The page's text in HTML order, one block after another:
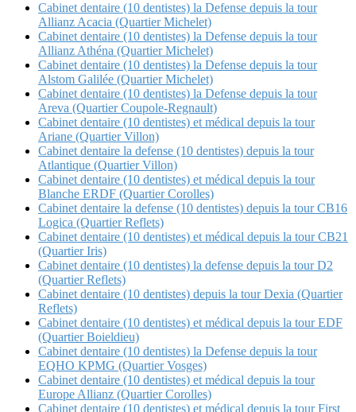
Cabinet dentaire (10 dentistes) la Defense depuis la tour
Allianz Acacia (Quartier Michelet)
Cabinet dentaire (10 dentistes) la Defense depuis la tour
Allianz Athéna (Quartier Michelet)
Cabinet dentaire (10 dentistes) la Defense depuis la tour
Alstom Galilée (Quartier Michelet)
Cabinet dentaire (10 dentistes) la Defense depuis la tour
Areva (Quartier Coupole-Regnault)
Cabinet dentaire (10 dentistes) et médical depuis la tour
Ariane (Quartier Villon)
Cabinet dentaire la defense (10 dentistes) depuis la tour
Atlantique (Quartier Villon)
Cabinet dentaire (10 dentistes) et médical depuis la tour
Blanche ERDF (Quartier Corolles)
Cabinet dentaire la defense (10 dentistes) depuis la tour CB16
Logica (Quartier Reflets)
Cabinet dentaire (10 dentistes) et médical depuis la tour CB21
(Quartier Iris)
Cabinet dentaire (10 dentistes) la defense depuis la tour D2
(Quartier Reflets)
Cabinet dentaire (10 dentistes) depuis la tour Dexia (Quartier
Reflets)
Cabinet dentaire (10 dentistes) et médical depuis la tour EDF
(Quartier Boieldieu)
Cabinet dentaire (10 dentistes) la Defense depuis la tour
EQHO KPMG (Quartier Vosges)
Cabinet dentaire (10 dentistes) et médical depuis la tour
Europe Allianz (Quartier Corolles)
Cabinet dentaire (10 dentistes) et médical depuis la tour First